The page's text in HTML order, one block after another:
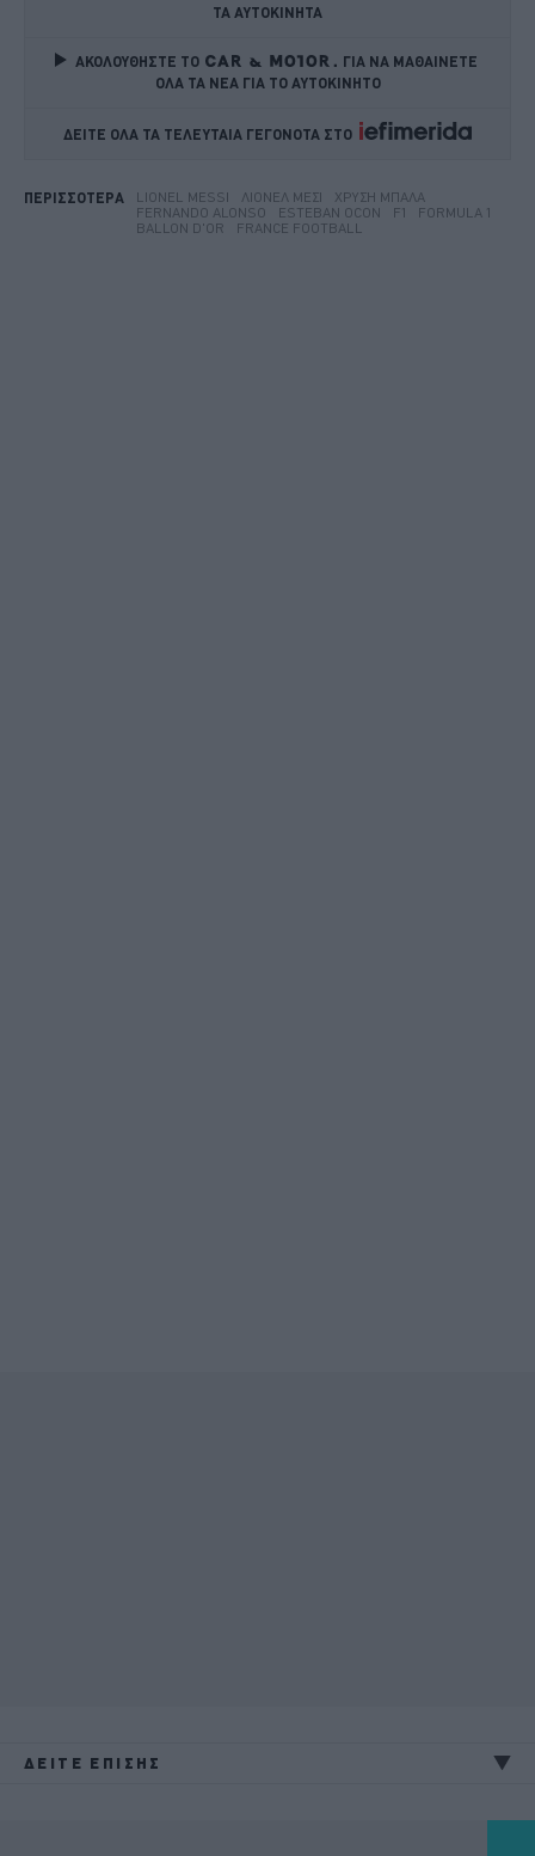
ΤΑ ΑΥΤΟΚΙΝΗΤΑ
ΑΚΟΛΟΥΘΗΣΤΕ ΤΟ
ΓΙΑ ΝΑ ΜΑΘΑΙΝΕΤΕ
ΟΛΑ ΤΑ ΝΕΑ ΓΙΑ ΤΟ ΑΥΤΟΚΙΝΗΤΟ
ΔΕΙΤΕ ΟΛΑ ΤΑ ΤΕΛΕΥΤΑΙΑ ΓΕΓΟΝΟΤΑ ΣΤΟ
ΠΕΡΙΣΣΟΤΕΡΑ LIONEL MESSI ΛΙΟΝΈΛ ΜΈΣΙ
ΧΡΥΣΉ ΜΠΆΛΑ
FERNANDO ALONSO
ESTEBAN OCON F1
FORMULA 1
BALLON D'OR
FRANCE FOOTBALL
ΔΕΙΤΕ ΕΠΙΣΗΣ